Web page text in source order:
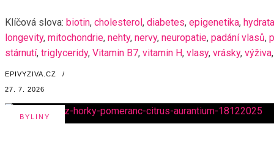
Klíčová slova: biotin, cholesterol, diabetes, epigenetika,
longevity, mitochondrie, nehty, nervy, neuropatie, padání vlasů,
stárnutí, triglyceridy, Vitamin B7, vitamin H, vlasy, vrásky, výživa,
EPIVYZIVA.CZ /
27. 7. 2026
BYLINY